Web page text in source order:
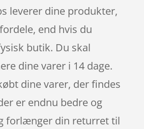
leverer dine produkter,
end hvis du
butik. Du skal
dine varer i 14 dage.
dine varer, der findes
er endnu bedre og
forlænger din returret til